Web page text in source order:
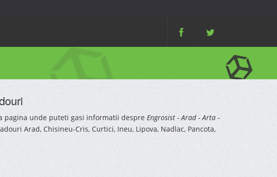
pagina unde puteti gasi informatii despre Engrosist - Arad - Arta -
Arad, Chisineu-Cris, Curtici, Ineu, Lipova, Nadlac, Pancota,